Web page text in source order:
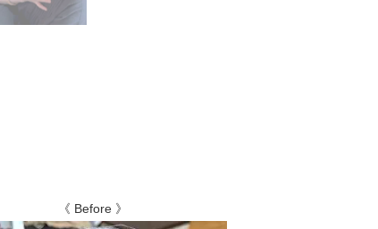
《 Before 》